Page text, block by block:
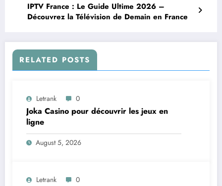
IPTV France : Le Guide Ultime 2026 –
Découvrez la Télévision de Demain en France
RELATED POSTS
Letrank 0
Joka Casino pour découvrir les jeux en
ligne
August 5, 2026
Letrank 0